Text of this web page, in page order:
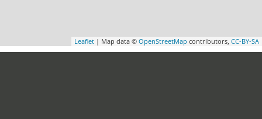
Leaflet | Map data © OpenStreetMap contributors, CC-BY-SA